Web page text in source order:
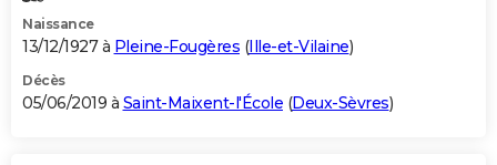
Naissance
13/12/1927 à Pleine-Fougères (Ille-et-Vilaine)
Décès
05/06/2019 à Saint-Maixent-l'École (Deux-Sèvres)